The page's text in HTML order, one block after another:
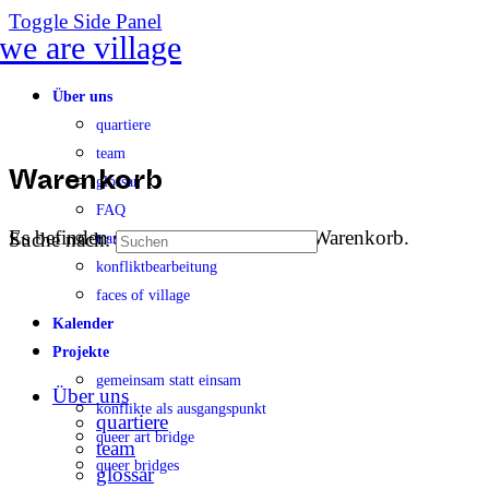
Toggle Side Panel
Über uns
quartiere
team
glossar
FAQ
transparenz
konfliktbearbeitung
faces of village
Kalender
Projekte
gemeinsam statt einsam
konflikte als ausgangspunkt
queer art bridge
queer bridges
Warenkorb
Es befinden sich keine Produkte im Warenkorb.
Suche nach:
Über uns
quartiere
team
glossar